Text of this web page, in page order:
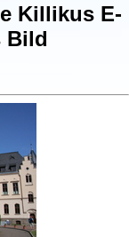
Killikus E-
Bild